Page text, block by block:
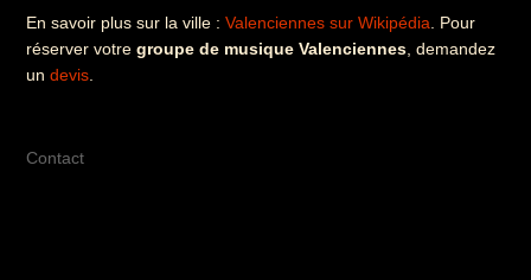
En savoir plus sur la ville :Valenciennes sur Wikipédia . Pour
réserver votregroupe de musique Valenciennes , demandez
undevis
Contact